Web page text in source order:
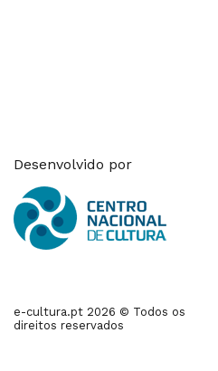
Desenvolvido por
e-cultura.pt 2026 © Todos os
direitos reservados